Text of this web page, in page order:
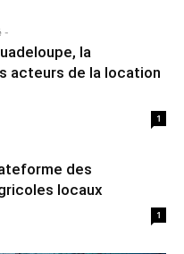
-
la
acteurs de la location
1
des
locaux
1